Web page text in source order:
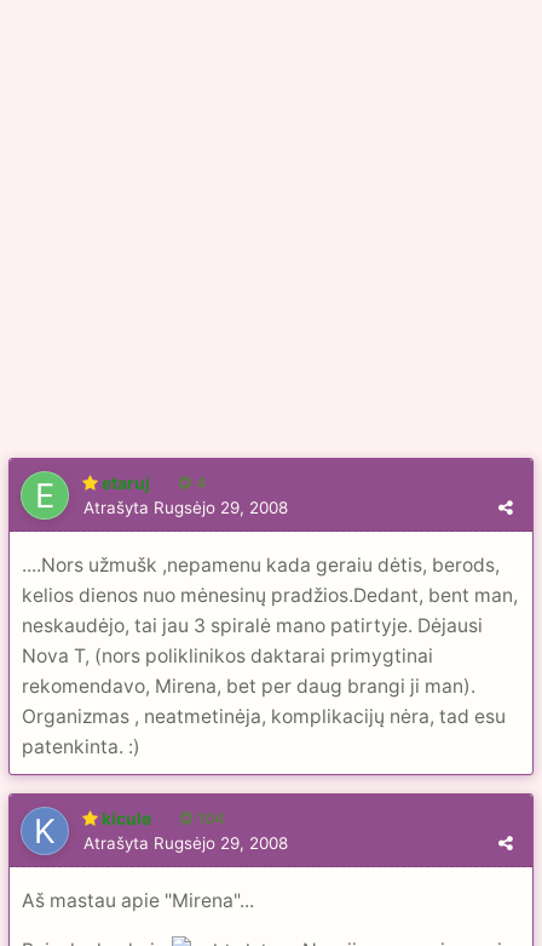
etaruj 4
Atrašyta Rugsėjo 29, 2008
....Nors užmušk ,nepamenu kada geraiu dėtis, berods,
kelios dienos nuo mėnesinų pradžios.Dedant, bent man,
neskaudėjo, tai jau 3 spiralė mano patirtyje. Dėjausi
Nova T, (nors poliklinikos daktarai primygtinai
rekomendavo, Mirena, bet per daug brangi ji man).
Organizmas , neatmetinėja, komplikacijų nėra, tad esu
patenkinta. :)
kicule 104
Atrašyta Rugsėjo 29, 2008
Aš mastau apie "Mirena"...